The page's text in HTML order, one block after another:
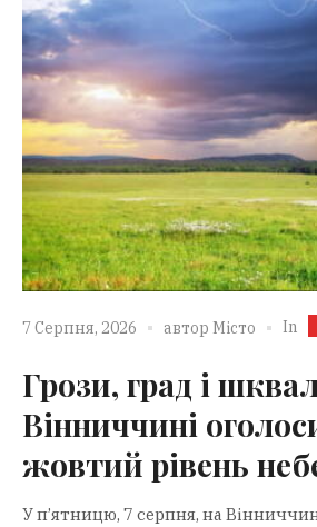
7 Серпня, 2026 автор Місто In
Грози, град і
Вінниччині
жовтий рівень
У п’ятницю, 7 серпня, на